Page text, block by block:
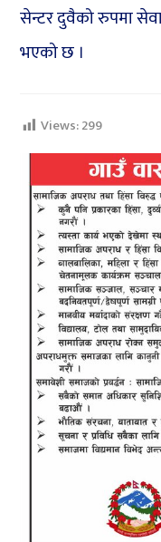
सेन्टर दुवैको रुपमा
भएको छ ।
Views:299